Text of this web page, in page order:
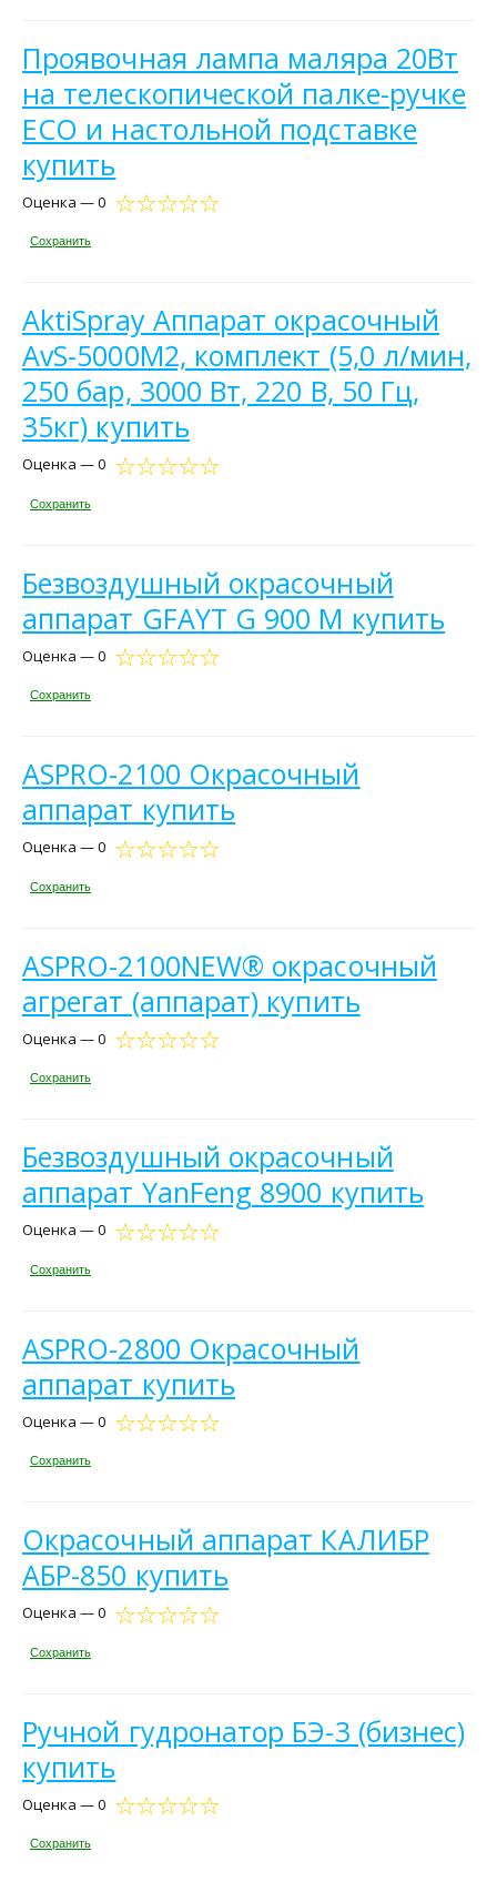
Проявочная лампа маляра 20Вт
на телескопической палке-ручке
ECO и настольной подставке
купить
Оценка — 0
Сохранить
AktiSpray Аппарат окрасочный
AvS-5000M2, комплект (5,0 л/мин,
250 бар, 3000 Вт, 220 В, 50 Гц,
35кг) купить
Оценка — 0
Сохранить
Безвоздушный окрасочный
аппарат GFAYT G 900 M купить
Оценка — 0
Сохранить
ASPRO-2100 Окрасочный
аппарат купить
Оценка — 0
Сохранить
ASPRO-2100NEW® окрасочный
агрегат (аппарат) купить
Оценка — 0
Сохранить
Безвоздушный окрасочный
аппарат YanFeng 8900 купить
Оценка — 0
Сохранить
ASPRO-2800 Окрасочный
аппарат купить
Оценка — 0
Сохранить
Окрасочный аппарат КАЛИБР
АБР-850 купить
Оценка — 0
Сохранить
Ручной гудронатор БЭ-3 (бизнес)
купить
Оценка — 0
Сохранить